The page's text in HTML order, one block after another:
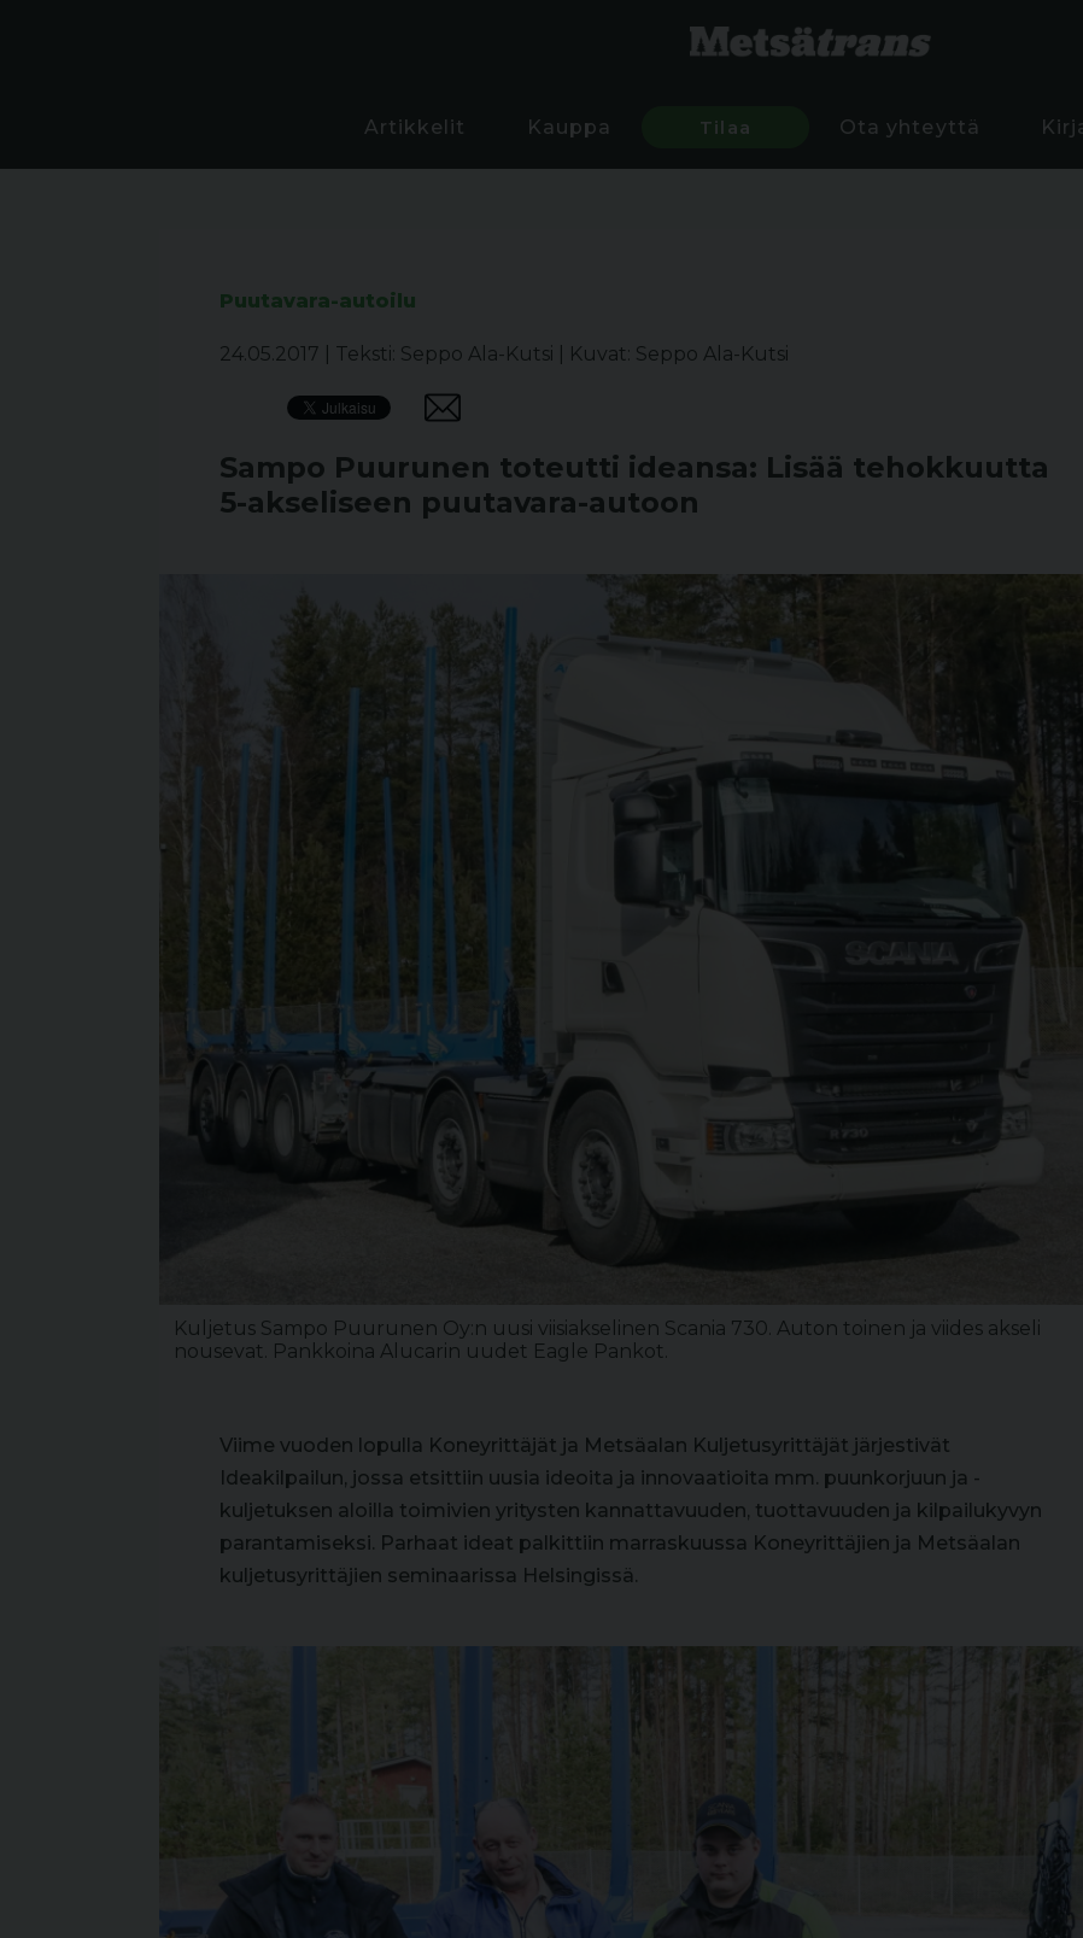
Artikkelit Kauppa Tilaa Ota yhteyttä
Puutavara-autoilu
24.05.2017 Teksti: Seppo Ala-Kutsi Kuvat: Seppo Ala-Kutsi
Sampo Puurunen toteutti ideansa: Lisää tehokkuutta
5-akseliseen puutavara-autoon
Kuljetus Sampo Puurunen Oy:n uusi viisiakselinen Scania 730. Auton toinen ja viides akseli
nousevat. Pankkoina Alucarin uudet Eagle Pankot.
Viime vuoden lopulla Koneyrittäjät ja Metsäalan Kuljetusyrittäjät järjestivät
Ideakilpailun, jossa etsittiin uusia ideoita ja innovaatioita mm. puunkorjuun ja -
kuljetuksen aloilla toimivien yritysten kannattavuuden, tuottavuuden ja kilpailukyvyn
parantamiseksi. Parhaat ideat palkittiin marraskuussa Koneyrittäjien ja Metsäalan
kuljetusyrittäjien seminaarissa Helsingissä.